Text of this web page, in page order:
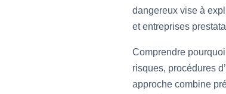
dangereux vise à
et entreprises
Comprendre
risques, procédures
approche combine